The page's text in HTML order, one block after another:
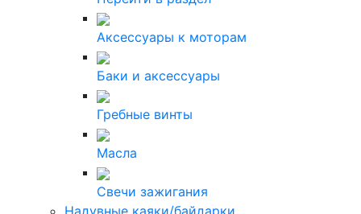
Аксессуары к моторам
Баки и аксессуары
Гребные винты
Масла
Свечи зажигания
Надувные каяки/байдарки